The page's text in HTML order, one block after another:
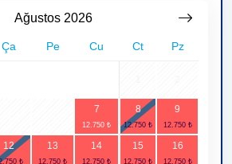
Ağustos 2026
Ça Pe Cu Ct Pz
7 8 9
12 13 14 15 16